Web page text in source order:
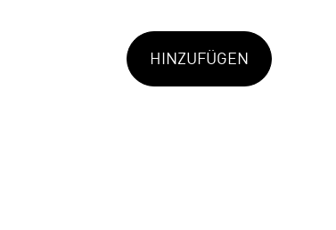
HINZUFÜGEN